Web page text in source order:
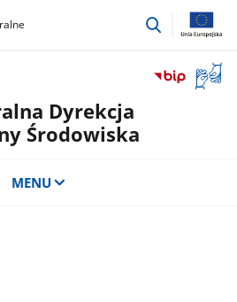
przejdź
okno
Dyrekcja
Środowiska
MENU